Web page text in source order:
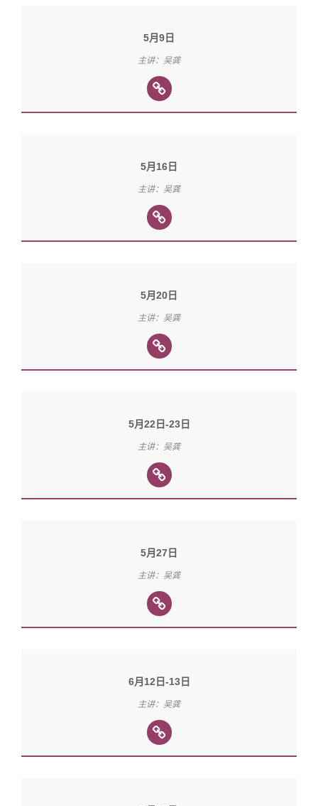
5月9日
主讲：吴龚
5月16日
主讲：吴龚
5月20日
主讲：吴龚
5月22日-23日
主讲：吴龚
5月27日
主讲：吴龚
6月12日-13日
主讲：吴龚